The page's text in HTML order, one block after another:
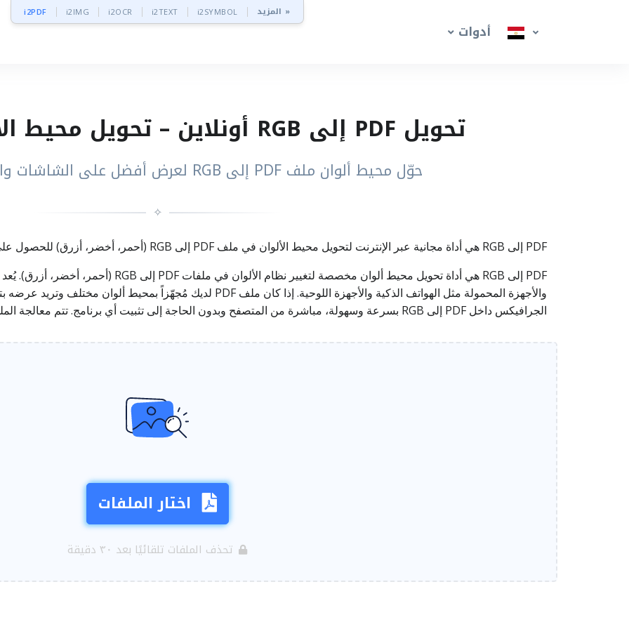
i2PDF i2IMG i2OCR i2TEXT i2SYMBOL المزيد »
أدوات
تحويل PDF إلى RGB أونلاين – تحويل محيط الألوان إلى RGB
حوّل محيط ألوان ملف PDF إلى RGB لعرض أفضل على الشاشات والأجهزة المحمولة
✧
PDF إلى RGB هي أداة مجانية عبر الإنترنت لتحويل محيط الألوان في ملف PDF إلى RGB (أحمر، أخضر، أزرق) للحصول على نتائج عرض مثالية على الشاشات.
الجرافيكس داخل PDF إلى RGB بسرعة وسهولة، مباشرة من المتصفح وبدون الحاجة إلى تثبيت أي برنامج. تتم معالجة الملفات بشكل آمن مع حذف تلقائي بعد الانتهاء.
اختار الملفات
تحذف الملفات تلقائيًا بعد ٣٠ دقيقة